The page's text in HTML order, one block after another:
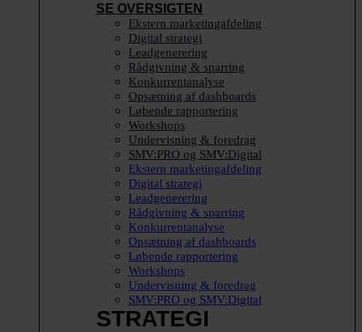
SE OVERSIGTEN
Ekstern marketingafdeling
Digital strategi
Leadgenerering
Rådgivning & sparring
Konkurrentanalyse
Opsætning af dashboards
Løbende rapportering
Workshops
Undervisning & foredrag
SMV:PRO og SMV:Digital
Ekstern marketingafdeling
Digital strategi
Leadgenerering
Rådgivning & sparring
Konkurrentanalyse
Opsætning af dashboards
Løbende rapportering
Workshops
Undervisning & foredrag
SMV:PRO og SMV:Digital
STRATEGI